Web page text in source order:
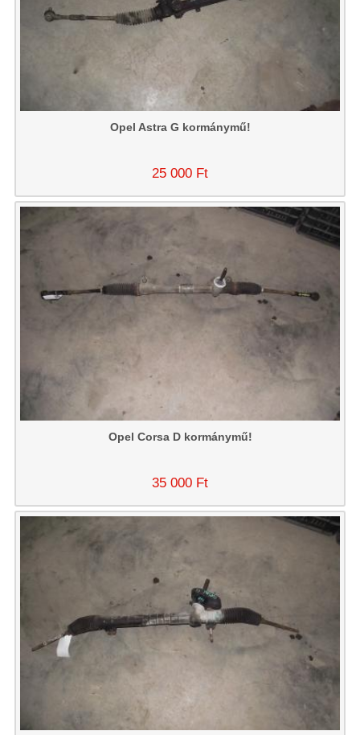
Opel Astra G kormánymű!
25 000 Ft
Opel Corsa D kormánymű!
35 000 Ft